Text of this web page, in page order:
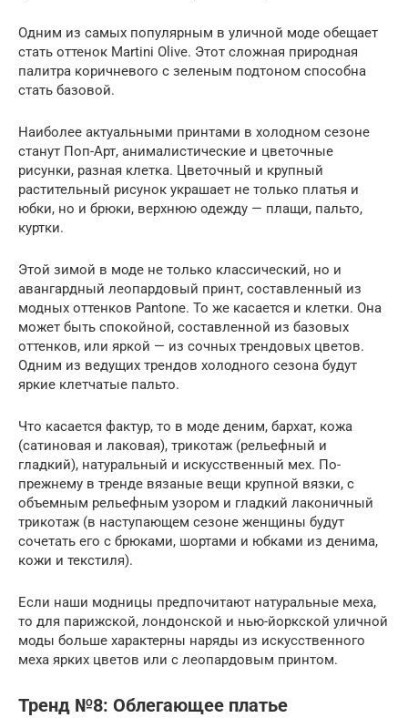
Одним из самых популярным в уличной моде обещает
стать оттенок Martini Olive. Этот сложная природная
палитра коричневого с зеленым подтоном способна
стать базовой.
Наиболее актуальными принтами в холодном сезоне
станут Поп-Арт, анималистические и цветочные
рисунки, разная клетка. Цветочный и крупный
растительный рисунок украшает не только платья и
юбки, но и брюки, верхнюю одежду — плащи, пальто,
куртки.
Этой зимой в моде не только классический, но и
авангардный леопардовый принт, составленный из
модных оттенков Pantone. То же касается и клетки. Она
может быть спокойной, составленной из базовых
оттенков, или яркой — из сочных трендовых цветов.
Одним из ведущих трендов холодного сезона будут
яркие клетчатые пальто.
Что касается фактур, то в моде деним, бархат, кожа
(сатиновая и лаковая), трикотаж (рельефный и
гладкий), натуральный и искусственный мех. По-
прежнему в тренде вязаные вещи крупной вязки, с
объемным рельефным узором и гладкий лаконичный
трикотаж (в наступающем сезоне женщины будут
сочетать его с брюками, шортами и юбками из денима,
кожи и текстиля).
Если наши модницы предпочитают натуральные меха,
то для парижской, лондонской и нью-йоркской уличной
моды больше характерны наряды из искусственного
меха ярких цветов или с леопардовым принтом.
Тренд №8: Облегающее платье